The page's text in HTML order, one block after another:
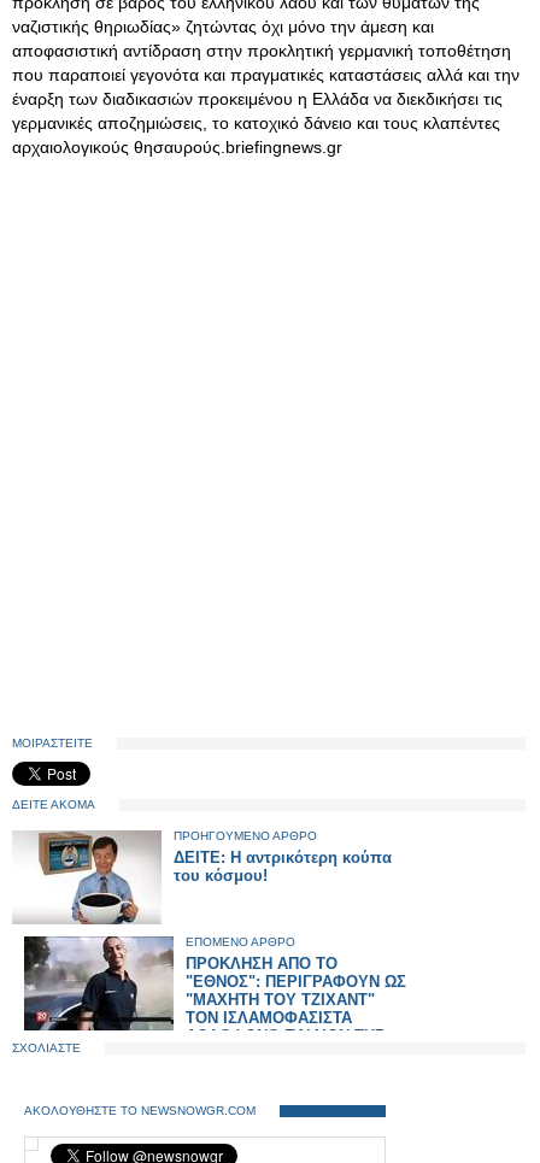
ναζιστικής θηριωδίας» ζητώντας όχι μόνο την άμεση και
αποφασιστική αντίδραση στην προκλητική γερμανική τοποθέτηση
που παραποιεί γεγονότα και πραγματικές καταστάσεις αλλά και την
έναρξη των διαδικασιών προκειμένου η Ελλάδα να διεκδικήσει τις
γερμανικές αποζημιώσεις, το κατοχικό δάνειο και τους κλαπέντες
αρχαιολογικούς θησαυρούς.briefingnews.gr
ΜΟΙΡΑΣΤΕΙΤΕ
ΔΕΙΤΕ ΑΚΟΜΑ
ΠΡΟΗΓΟΥΜΕΝΟ ΑΡΘΡΟ
ΔΕΙΤΕ: Η αντρικότερη κούπα
του κόσμου!
ΕΠΟΜΕΝΟ ΑΡΘΡΟ
ΠΡΟΚΛΗΣΗ ΑΠΟ ΤΟ
"ΕΘΝΟΣ": ΠΕΡΙΓΡΑΦΟΥΝ ΩΣ
"ΜΑΧΗΤΗ ΤΟΥ ΤΖΙΧΑΝΤ"
ΤΟΝ ΙΣΛΑΜΟΦΑΣΙΣΤΑ
ΔΟΛΟΦΟΝΟ ΠΑΙΔΙΩΝ ΤΗΣ
ΣΧΟΛΙΑΣΤΕ
ΑΚΟΛΟΥΘΗΣΤΕ ΤΟ NEWSNOWGR.COM